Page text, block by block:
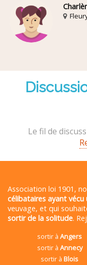
Le fil de
Association loi 1901,
célibataires ayant
veuvage, et qui
sortir de la solitude.
sortir àAngers
sortir à Annecy
sortir àBlois